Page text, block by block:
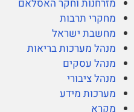
מזרחנות וחקר האסלאם
מחקרי תרבות
מחשבת ישראל
מנהל מערכות בריאות
מנהל עסקים
מנהל ציבורי
מערכות מידע
מקרא